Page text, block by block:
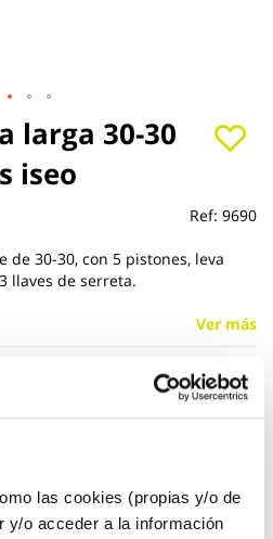
las cookies (propias y/o de
y/o acceder a la información
larga 30-30
iseo
Ref: 9690
de 30-30, con 5 pistones, leva
llaves de serreta.
Ver más
11,89 €